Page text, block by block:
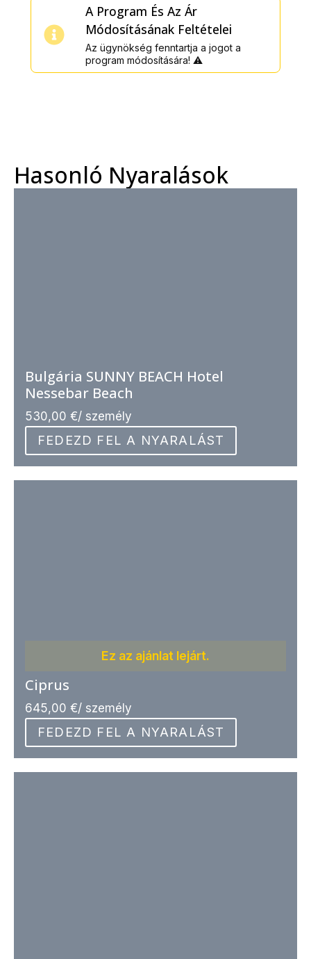
A Program És Az Ár
Módosításának Feltételei
Az ügynökség fenntartja a jogot a
program módosítására! ⚠️
Hasonló Nyaralások
Bulgária SUNNY BEACH Hotel
Nessebar Beach
530,00 €/ személy
FEDEZD FEL A NYARALÁST
Ez az ajánlat lejárt.
Ciprus
645,00 €/ személy
FEDEZD FEL A NYARALÁST